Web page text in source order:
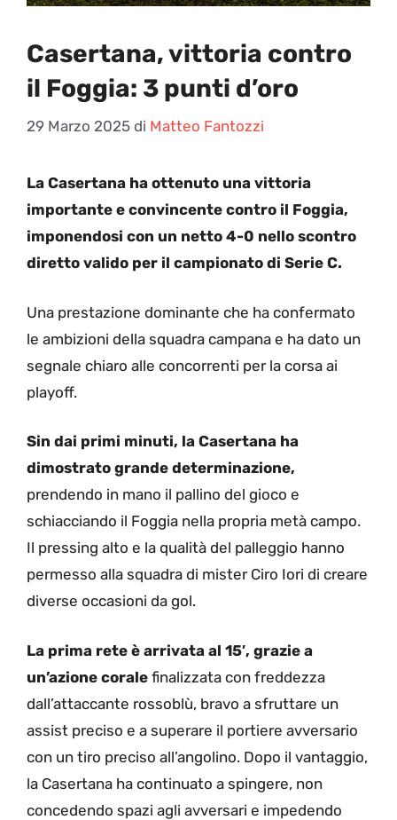
Casertana, vittoria contro
il Foggia: 3 punti d’oro
29 Marzo 2025 di Matteo Fantozzi
La Casertana ha ottenuto una vittoria
importante e convincente contro il Foggia,
imponendosi con un netto 4-0 nello scontro
diretto valido per il campionato di Serie C.
Una prestazione dominante che ha confermato
le ambizioni della squadra campana e ha dato un
segnale chiaro alle concorrenti per la corsa ai
playoff.
Sin dai primi minuti, la Casertana ha
dimostrato grande determinazione,
prendendo in mano il pallino del gioco e
schiacciando il Foggia nella propria metà campo.
Il pressing alto e la qualità del palleggio hanno
permesso alla squadra di mister Ciro Iori di creare
diverse occasioni da gol.
La prima rete è arrivata al 15′, grazie a
un’azione corale finalizzata con freddezza
dall’attaccante rossoblù, bravo a sfruttare un
assist preciso e a superare il portiere avversario
con un tiro preciso all’angolino. Dopo il vantaggio,
la Casertana ha continuato a spingere, non
concedendo spazi agli avversari e impedendo